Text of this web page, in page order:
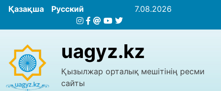
Қазақша Русский 7.08.2026
uagyz.kz
Қызылжар орталық мешітінің ресми
сайты